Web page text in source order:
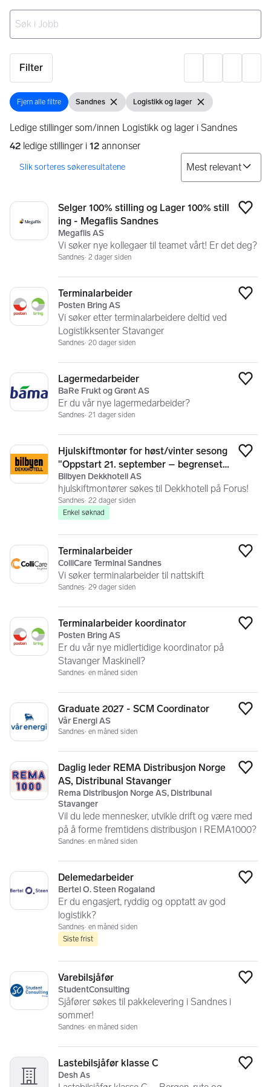
Filter
Fjern alle filtre
Fjern alle filtre Vis filter
Sandnes Fjern filterVis filter
Logistikk og lager Fjern filter
Ledige stillinger som/innen Logistikk og lager i Sandnes
42 ledige stillinger i 12 annonser
Søkeresultater
Selger 100% stilling og Lager 100% still
ing - Megaflis Sandnes
Megaflis AS
Vi søker nye kollegaer til teamet vårt! Er det deg?
Sandnes 2 dager siden
Terminalarbeider
Posten Bring AS
Vi søker etter terminalarbeidere deltid ved
Logistikksenter Stavanger
Sandnes 20 dager siden
Lagermedarbeider
BaRe Frukt og Grønt AS
Er du vår nye lagermedarbeider?
Sandnes 21 dager siden
Hjulskiftmontør for høst/vinter sesong
"Oppstart 21. september – begrenset
antall stillinger"
Bilbyen Dekkhotell AS
hjulskiftmontører søkes til Dekkhotell på Forus!
Sandnes 22 dager siden
Enkel søknad
Terminalarbeider
ColliCare Terminal Sandnes
Vi søker terminalarbeider til nattskift
Sandnes 29 dager siden
Terminalarbeider koordinator
Posten Bring AS
Er du vår nye midlertidige koordinator på
Stavanger Maskinell?
Sandnes en måned siden
Graduate 2027 - SCM Coordinator
Vår Energi AS
Sandnes en måned siden
Daglig leder REMA Distribusjon Norge
AS, Distribunal Stavanger
Rema Distribusjon Norge AS, Distribunal
Stavanger
Vil du lede mennesker, utvikle drift og være med
på å forme fremtidens distribusjon i REMA1000?
Sandnes en måned siden
Delemedarbeider
Bertel O. Steen Rogaland
Er du engasjert, ryddig og opptatt av god
logistikk?
Sandnes en måned siden
Siste frist
Varebilsjåfør
StudentConsulting
Sjåfører søkes til pakkelevering i Sandnes i
sommer!
Sandnes en måned siden
Lastebilsjåfør klasse C
Desh As